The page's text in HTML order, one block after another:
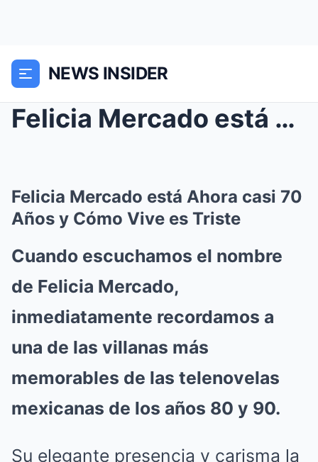
NEWS INSIDER
Felicia Mercado está Ahora casi 70 Años y Cómo Viv...
Felicia Mercado está Ahora casi 70
Años y Cómo Vive es Triste
Cuando escuchamos el nombre
de Felicia Mercado,
inmediatamente recordamos a
una de las villanas más
memorables de las telenovelas
mexicanas de los años 80 y 90.
Su elegante presencia y carisma la